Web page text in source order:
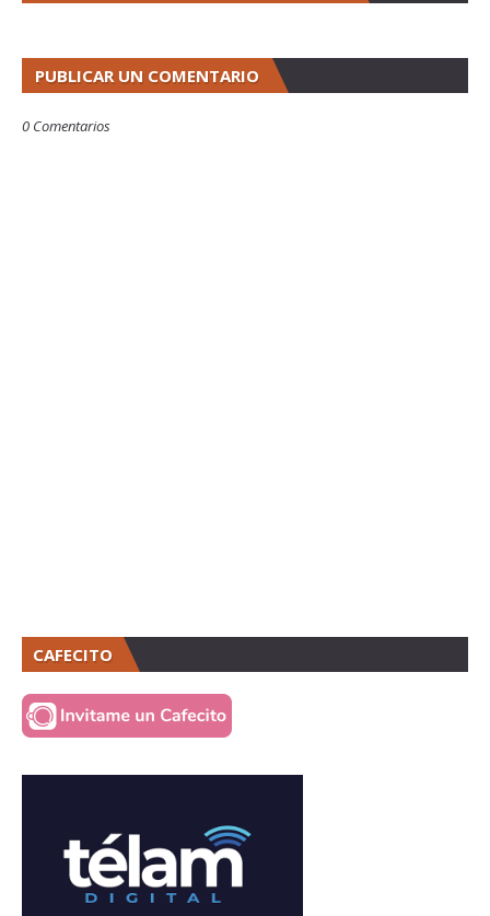
PUBLICAR UN COMENTARIO
0 Comentarios
CAFECITO